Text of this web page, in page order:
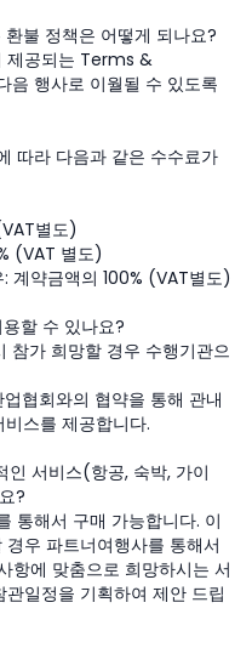
불 정책은 어떻게 되나요?
제공되는 Terms &
행사로 이월될 수 있도록
따라 다음과 같은 수수료가
별도)
(VAT 별도)
계약금액의 100% (VAT별도)
할 수 있나요?
참가 희망할 경우 수행기관으
협회와의 협약을 통해 관내
스를 제공합니다.
서비스(항공, 숙박, 가이
?
통해서 구매 가능합니다. 이
우 파트너여행사를 통해서
항에 맞춤으로 희망하시는 서
일정을 기획하여 제안 드립